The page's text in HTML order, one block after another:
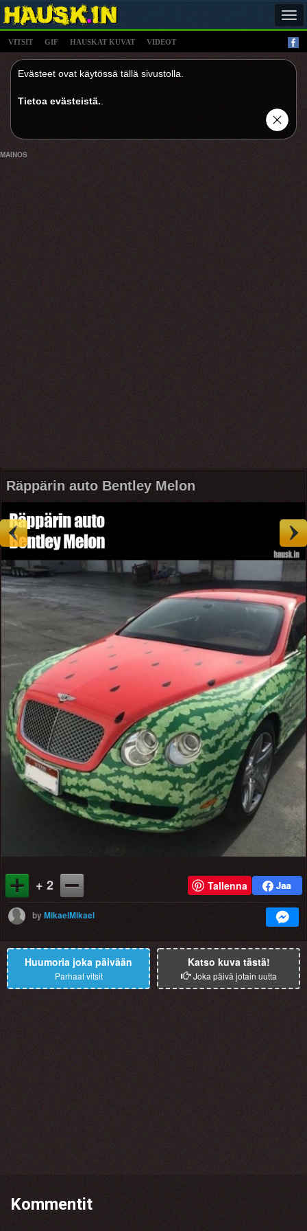
VITSIT GIF HAUSKAT KUVAT VIDEOT
Evästeet ovat käytössä tällä sivustolla.
Tietoa evästeistä.
MAINOS
Räppärin auto Bentley Melon
+ 2 Tallenna
byMikaelMikael
Huumoria joka päivään
Parhaat vitsit
Katso kuva tästä!
Joka päivä jotain uutta
Kommentit